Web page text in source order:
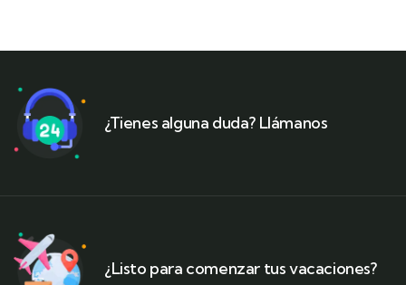
¿Tienes alguna duda? Llámanos
¿Listo para comenzar tus vacaciones?